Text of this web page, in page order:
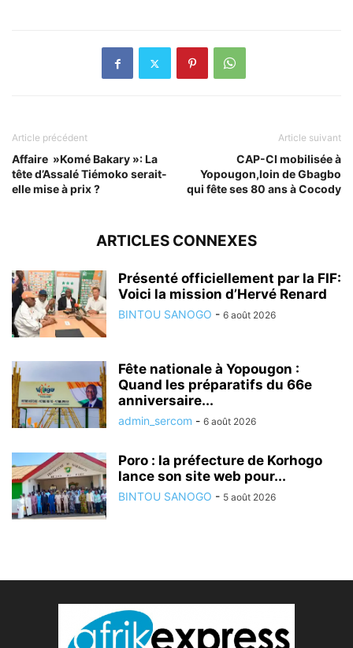
Article précédent
Affaire »Komé Bakary »: La
tête d’Assalé Tiémoko serait-
elle mise à prix ?
Article suivant
CAP-CI mobilisée à
Yopougon,loin de Gbagbo
qui fête ses 80 ans à Cocody
ARTICLES CONNEXES
Présenté officiellement par la FIF:
Voici la mission d’Hervé Renard
BINTOU SANOGO - 6 août 2026
Fête nationale à Yopougon :
Quand les préparatifs du 66e
anniversaire...
admin_sercom - 6 août 2026
Poro : la préfecture de Korhogo
lance son site web pour...
BINTOU SANOGO - 5 août 2026